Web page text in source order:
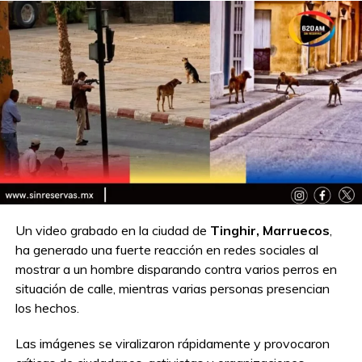
Un video grabado en la ciudad de Tinghir, Marruecos
ha generado una fuerte reacción en redes sociales al
mostrar a un hombre disparando contra varios perros en
situación de calle, mientras varias personas presencian
los hechos.
Las imágenes se viralizaron rápidamente y provocaron